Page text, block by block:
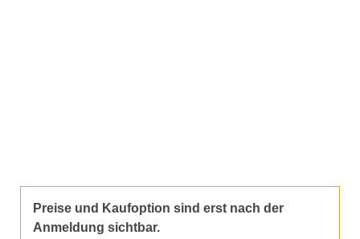
Preise und Kaufoption sind erst nach der
Anmeldung sichtbar.